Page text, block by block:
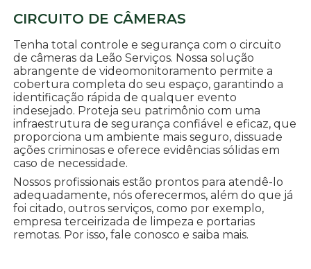
CIRCUITO DE CÂMERAS
Tenha total controle e segurança com o circuito
de câmeras da Leão Serviços. Nossa solução
abrangente de videomonitoramento permite a
cobertura completa do seu espaço, garantindo a
identificação rápida de qualquer evento
indesejado. Proteja seu patrimônio com uma
infraestrutura de segurança confiável e eficaz, que
proporciona um ambiente mais seguro, dissuade
ações criminosas e oferece evidências sólidas em
caso de necessidade.
Nossos profissionais estão prontos para atendê-lo
adequadamente, nós oferecermos, além do que já
foi citado, outros serviços, como por exemplo,
empresa terceirizada de limpeza e portarias
remotas. Por isso, fale conosco e saiba mais.